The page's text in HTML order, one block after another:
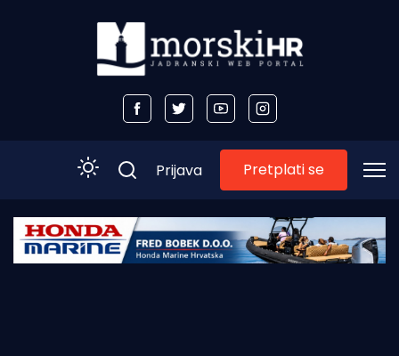
Početna
Prijava Pretplati se